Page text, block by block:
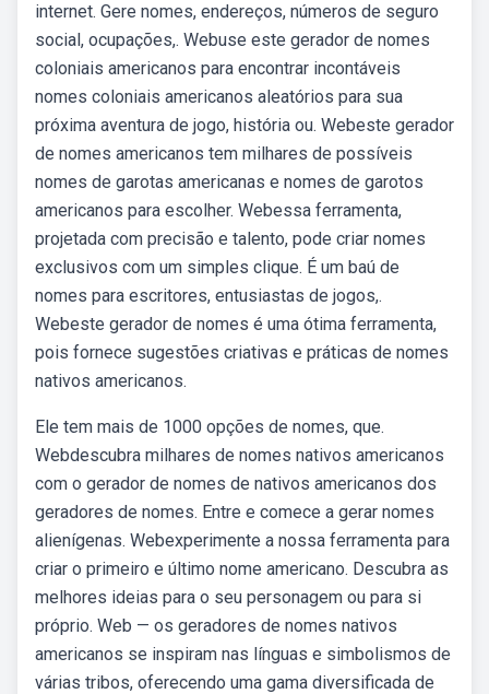
internet. Gere nomes, endereços, números de seguro
social, ocupações,. Webuse este gerador de nomes
coloniais americanos para encontrar incontáveis
nomes coloniais americanos aleatórios para sua
próxima aventura de jogo, história ou. Webeste gerador
de nomes americanos tem milhares de possíveis
nomes de garotas americanas e nomes de garotos
americanos para escolher. Webessa ferramenta,
projetada com precisão e talento, pode criar nomes
exclusivos com um simples clique. É um baú de
nomes para escritores, entusiastas de jogos,.
Webeste gerador de nomes é uma ótima ferramenta,
pois fornece sugestões criativas e práticas de nomes
nativos americanos.
Ele tem mais de 1000 opções de nomes, que.
Webdescubra milhares de nomes nativos americanos
com o gerador de nomes de nativos americanos dos
geradores de nomes. Entre e comece a gerar nomes
alienígenas. Webexperimente a nossa ferramenta para
criar o primeiro e último nome americano. Descubra as
melhores ideias para o seu personagem ou para si
próprio. Web — os geradores de nomes nativos
americanos se inspiram nas línguas e simbolismos de
várias tribos, oferecendo uma gama diversificada de